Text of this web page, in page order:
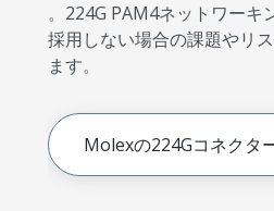
。224G PAM4ネットワーキ
採用しない場合の課題やリ
ます。
Molexの224Gコネクタ